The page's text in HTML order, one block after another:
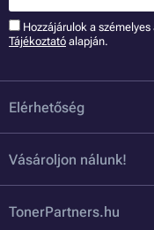
Hozzájárulok a
Tájékoztató alapján.
Elérhetőség
Vásároljon nálunk!
TonerPartners.hu